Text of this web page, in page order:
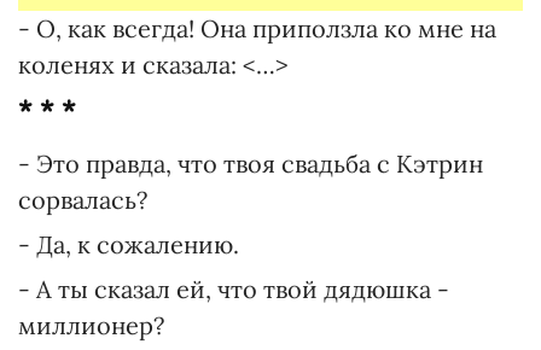
- О, как всегда! Она приползла ко мне на
коленях и сказала: <…>
* * *
- Это правда, что твоя свадьба с Кэтрин
сорвалась?
- Да, к сожалению.
- А ты сказал ей, что твой дядюшка -
миллионер?